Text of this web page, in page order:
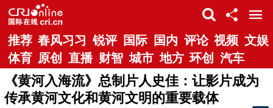
推荐 春风习习 锐评 国际 国内 评论 视频 文娱
体育 原创 直播 财智 城市 地方 环创 汽车
《黄河入海流》总制片人史佳：让影片成为
传承黄河文化和黄河文明的重要载体